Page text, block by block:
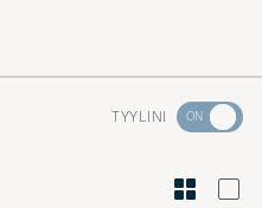
TYYLINI
Aktivoi
tyylini